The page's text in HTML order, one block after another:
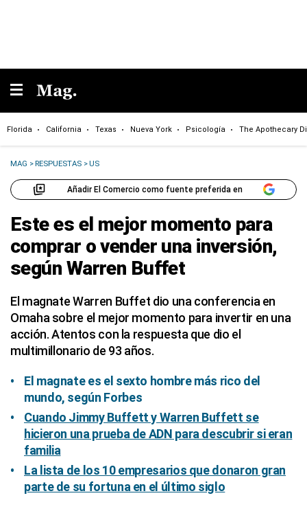
Florida California Texas Nueva York Psicología The Apothecary
MAG >RESPUESTAS >US
Añadir El Comercio como fuente preferida en
Este es el mejor momento para
comprar o vender una inversión,
según Warren Buffet
El magnate Warren Buffet dio una conferencia en
Omaha sobre el mejor momento para invertir en una
acción. Atentos con la respuesta que dio el
multimillonario de 93 años.
El magnate es el sexto hombre más rico del
mundo, según Forbes
Cuando Jimmy Buffett y Warren Buffett se
hicieron una prueba de ADN para descubrir si eran
familia
La lista de los 10 empresarios que donaron gran
parte de su fortuna en el último siglo